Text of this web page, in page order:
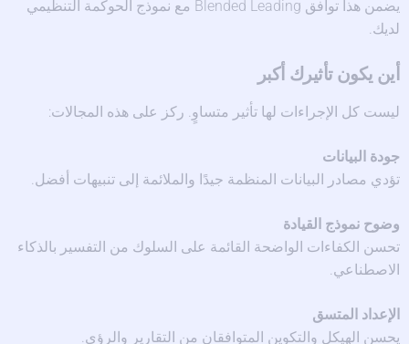
يضمن هذا توافق Blended Leading مع نموذج الحوكمة التنظيمي
لديك.
أين يكون تأثيرك أكبر
ليست كل الإجراءات لها تأثير متساوٍ. ركز على هذه المجالات:
جودة البيانات
تؤدي مصادر البيانات المنظمة جيدًا والملائمة إلى تنبيهات أفضل.
وضوح نموذج القيادة
تحسن الكفاءات الواضحة القائمة على السلوك من التفسير بالذكاء
الاصطناعي.
الإعداد المتسق
يحسن الهيكل والتكوين المتوافقان من التقارير والرؤى.